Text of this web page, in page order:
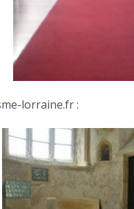
lorraine.fr :